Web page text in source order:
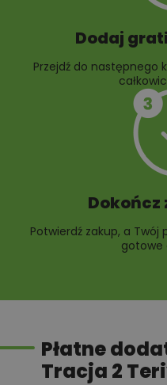
Dodaj
Przejdź do następnego
Potwierdź zakup, a
gotowe
Płatne
Tracja 2